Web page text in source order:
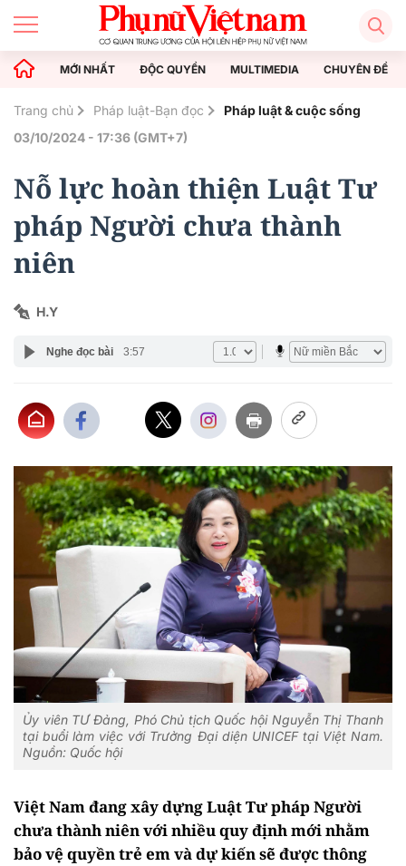
MỚI NHẤT ĐỘC QUYỀN MULTIMEDIA CHUYÊN ĐỀ
Trang chủ Pháp luật-Bạn đọc
Pháp luật & cuộc sống
03/10/2024 - 17:36 (GMT+7)
Nỗ lực hoàn thiện Luật Tư
pháp Người chưa thành
niên
H.Y
Nghe đọc bài 3:57
Ủy viên TƯ Đảng, Phó Chủ tịch Quốc hội Nguyễn Thị Thanh
tại buổi làm việc với Trưởng Đại diện UNICEF tại Việt Nam.
Nguồn: Quốc hội
Việt Nam đang xây dựng Luật Tư pháp Người
chưa thành niên với nhiều quy định mới nhằm
bảo vệ quyền trẻ em và dự kiến sẽ được thông